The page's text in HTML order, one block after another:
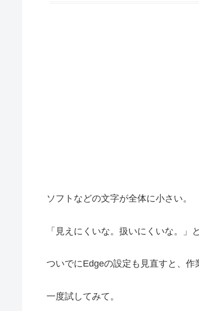
ソフトなどの文字が全体に小さい。
「見えにくいな。扱いにくいな。」
ついでにEdgeの設定も見直すと、作
一度試してみて。